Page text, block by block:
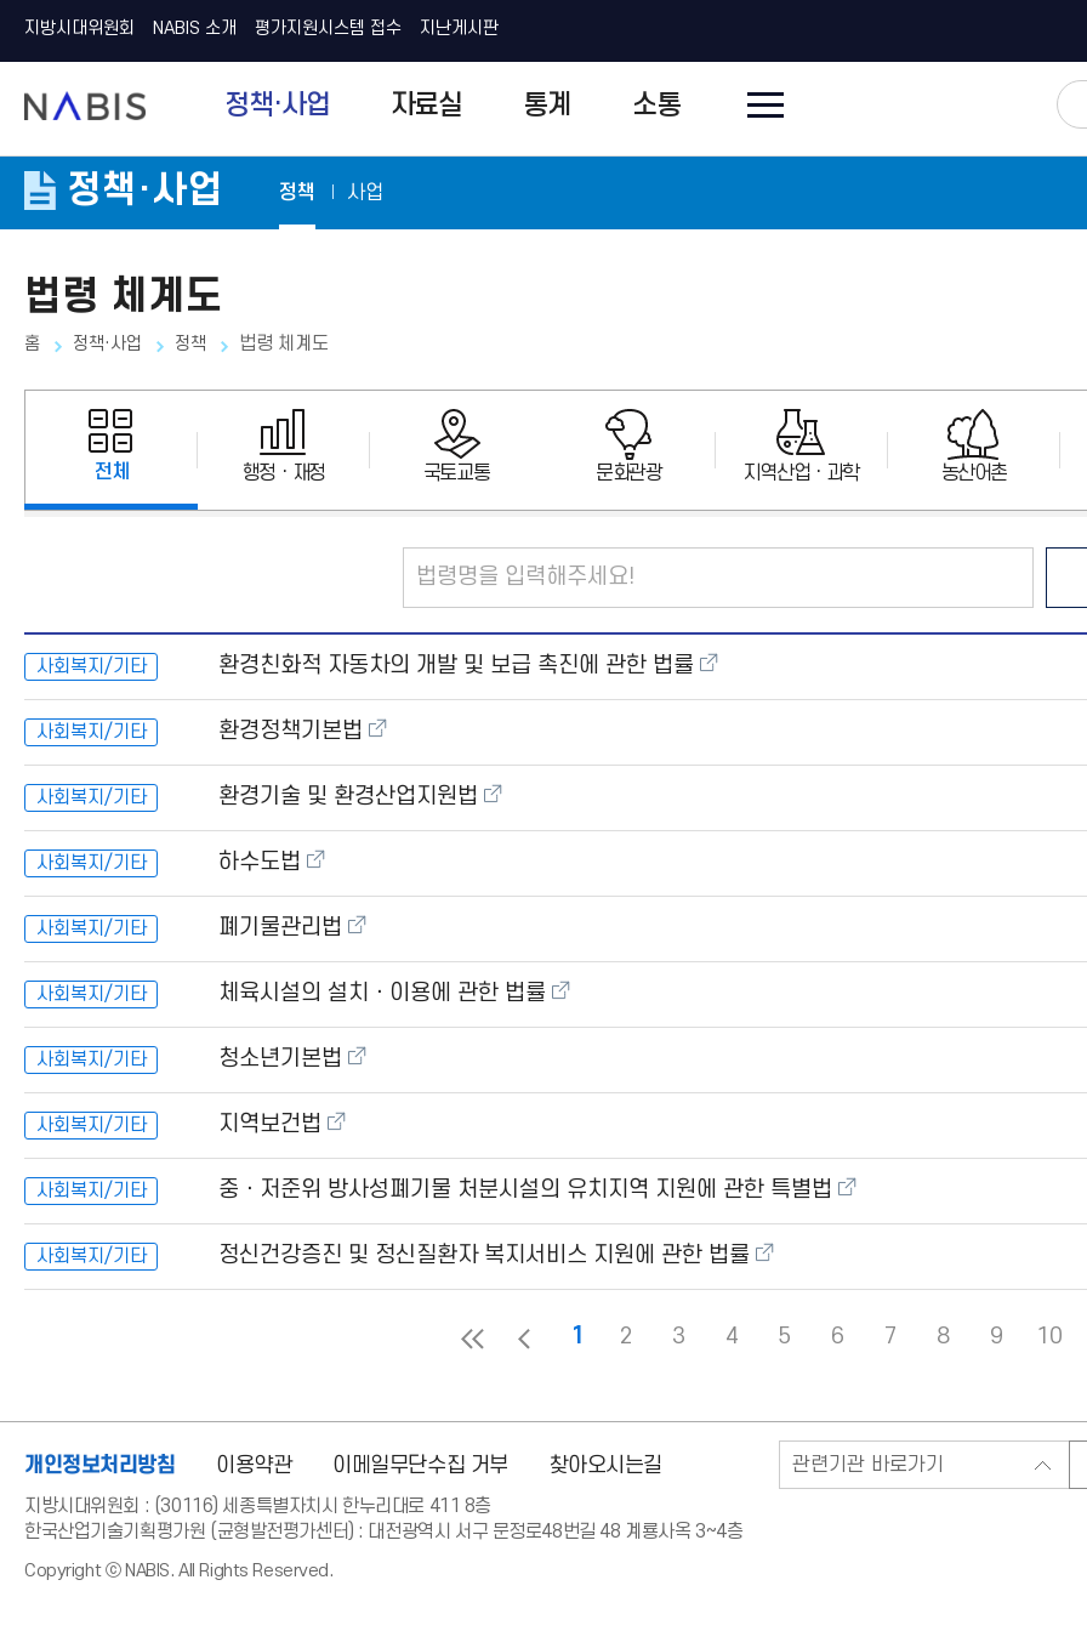
지방시대위원회 NABIS 소개 평가지원시스템 접수 지난게시판
N
A
S
정책·사업 자료실 통계 소통
전
체
닫
정책·사업 정책 사업
법령 체계도
홈 정책·사업 정책 법령 체계도
전체 행정ㆍ재정 국토교통 문화관광 지역산업ㆍ과학 농산어촌
법
입
사회복지/기타 환경친화적 자동차의 개발 및 보급 촉진에 관한 법률
사회복지/기타 환경정책기본법
사회복지/기타 환경기술 및 환경산업지원법
사회복지/기타 하수도법
사회복지/기타 폐기물관리법
사회복지/기타 체육시설의 설치ㆍ이용에 관한 법률
사회복지/기타 청소년기본법
사회복지/기타 지역보건법
사회복지/기타 중ㆍ저준위 방사성폐기물 처분시설의 유치지역 지원에 관한 특별법
사회복지/기타 정신건강증진 및 정신질환자 복지서비스 지원에 관한 법률
1 2 3 4 5 6 7 8 9 10
개인정보처리방침 이용약관 이메일무단수집 거부 찾아오시는길
지방시대위원회 : (30116) 세종특별자치시 한누리대로 411 8층
한국산업기술기획평가원 (균형발전평가센터) : 대전광역시 서구 문정로48번길 48 계룡사옥 3~4층
Copyright ⓒ NABIS. All Rights Reserved.
관
련